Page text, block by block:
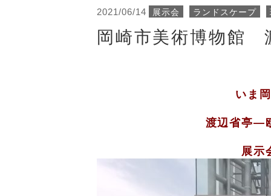
2021/06/14 展示会 ランドスケープ
岡崎市美術博物館
いま
渡辺省亭—
展示